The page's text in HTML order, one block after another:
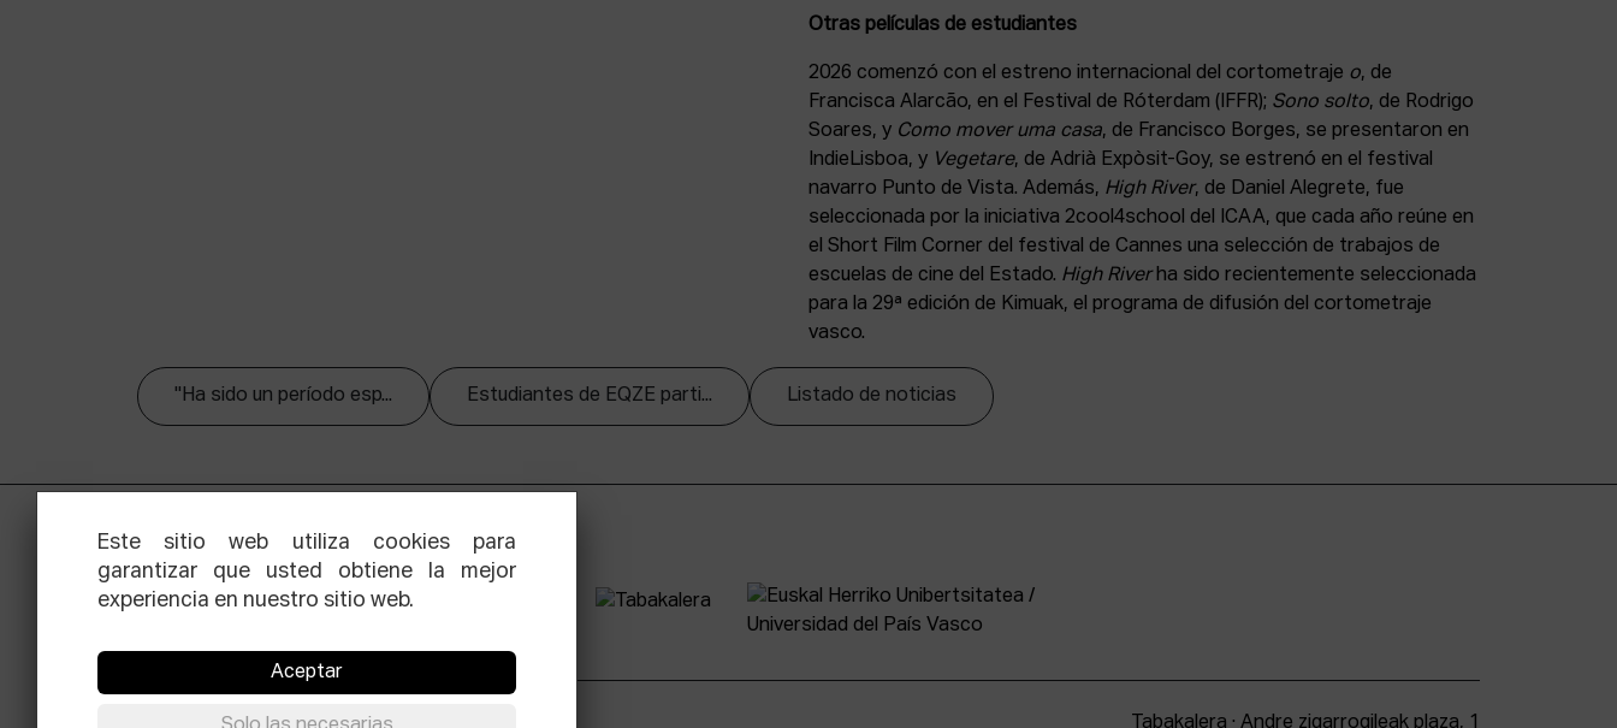
Otras películas de estudiantes
2026 comenzó con el estreno internacional del cortometraje o, de
Francisca Alarcão, en el Festival de Róterdam (IFFR); Sono solto, de Rodrigo
Soares, y Como mover uma casa, de Francisco Borges, se presentaron en
IndieLisboa, y Vegetare, de Adrià Expòsit-Goy, se estrenó en el festival
navarro Punto de Vista. Además, High River, de Daniel Alegrete, fue
seleccionada por la iniciativa 2cool4school del ICAA, que cada año reúne en
el Short Film Corner del festival de Cannes una selección de trabajos de
escuelas de cine del Estado. High Riverha sido recientemente seleccionada
para la 29ª edición de Kimuak, el programa de difusión del cortometraje
vasco.
"Ha sido un período esp... Estudiantes de EQZE parti... Listado de noticias
Facebook Equis Instagram Threads Tabakalera · Andre zigarrogileak plaza, 1
Este sitio web utiliza cookies para
garantizar que usted obtiene la mejor
experiencia en nuestro sitio web.
Aceptar